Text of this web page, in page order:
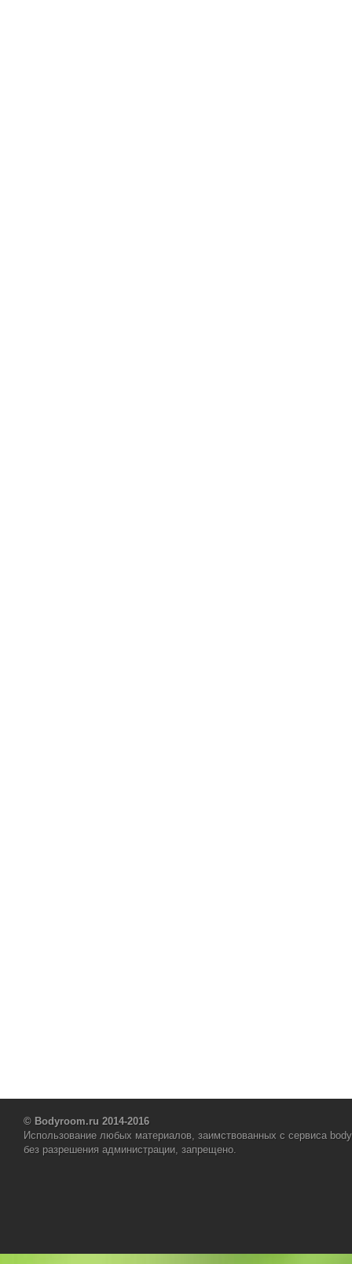
© Bodyroom.ru 2014-2016
Использование любых материалов, заимствованных с сервиса
без разрешения администрации, запрещено.